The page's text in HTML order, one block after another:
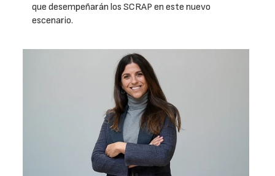
que desempeñarán los SCRAP en este nuevo
escenario.